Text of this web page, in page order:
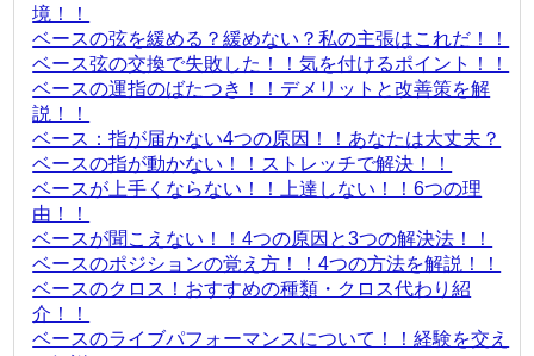
境！！
ベースの弦を緩める？緩めない？私の主張はこれだ！！
ベース弦の交換で失敗した！！気を付けるポイント！！
ベースの運指のばたつき！！デメリットと改善策を解
説！！
ベース：指が届かない4つの原因！！あなたは大丈夫？
ベースの指が動かない！！ストレッチで解決！！
ベースが上手くならない！！上達しない！！6つの理
由！！
ベースが聞こえない！！4つの原因と3つの解決法！！
ベースのポジションの覚え方！！4つの方法を解説！！
ベースのクロス！おすすめの種類・クロス代わり紹
介！！
ベースのライブパフォーマンスについて！！経験を交え